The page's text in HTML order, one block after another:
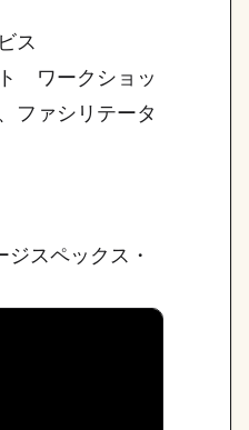
ス
ワークショッ
ファシリテータ
スペックス・